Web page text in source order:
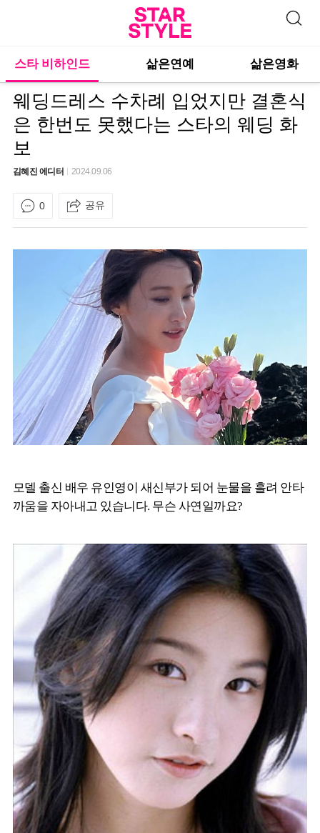
스타 비하인드 삶은연예 삶은영화
웨딩드레스 수차례 입었지만 결혼식
은 한번도 못했다는 스타의 웨딩 화
보
김혜진 에디터 2024.09.06
0 공유
모델 출신 배우 유인영이 새신부가 되어 눈물을 흘려 안타
까움을 자아내고 있습니다. 무슨 사연일까요?